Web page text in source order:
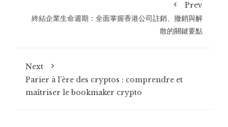
Prev
終結企業生命週期：全面掌握香港公司註銷、撤銷與解
散的關鍵要點
Next
Parier à l’ère des cryptos : comprendre et
maîtriser le bookmaker crypto